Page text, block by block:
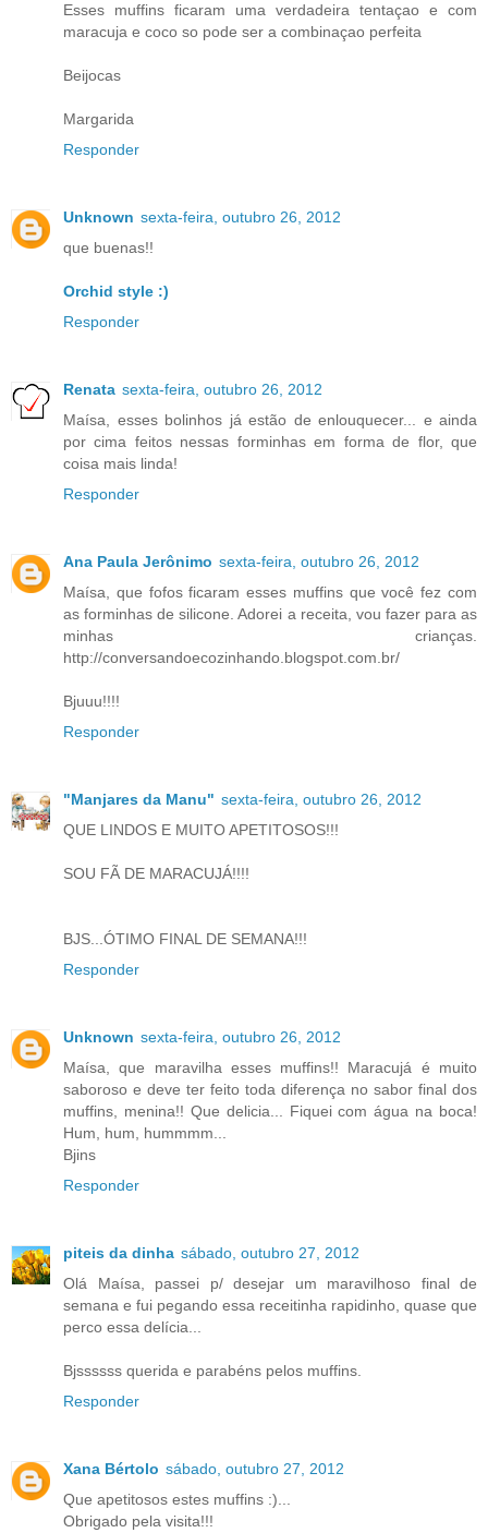
Esses muffins ficaram uma verdadeira tentaçao e com
maracuja e coco so pode ser a combinaçao perfeita
Beijocas
Margarida
Responder
Unknown sexta-feira, outubro 26, 2012
que buenas!!
Orchid style :)
Responder
Renata sexta-feira, outubro 26, 2012
Maísa, esses bolinhos já estão de enlouquecer... e ainda
por cima feitos nessas forminhas em forma de flor, que
coisa mais linda!
Responder
Ana Paula Jerônimo sexta-feira, outubro 26, 2012
Maísa, que fofos ficaram esses muffins que você fez com
as forminhas de silicone. Adorei a receita, vou fazer para as
minhas crianças.
http://conversandoecozinhando.blogspot.com.br/
Bjuuu!!!!
Responder
"Manjares da Manu" sexta-feira, outubro 26, 2012
QUE LINDOS E MUITO APETITOSOS!!!
SOU FÃ DE MARACUJÁ!!!!
BJS...ÓTIMO FINAL DE SEMANA!!!
Responder
Unknown sexta-feira, outubro 26, 2012
Maísa, que maravilha esses muffins!! Maracujá é muito
saboroso e deve ter feito toda diferença no sabor final dos
muffins, menina!! Que delicia... Fiquei com água na boca!
Hum, hum, hummmm...
Bjins
Responder
piteis da dinha sábado, outubro 27, 2012
Olá Maísa, passei p/ desejar um maravilhoso final de
semana e fui pegando essa receitinha rapidinho, quase que
perco essa delícia...
Bjssssss querida e parabéns pelos muffins.
Responder
Xana Bértolo sábado, outubro 27, 2012
Que apetitosos estes muffins :)...
Obrigado pela visita!!!